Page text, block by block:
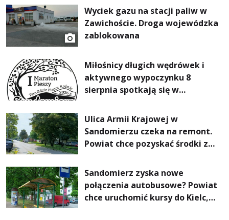
Wyciek gazu na stacji paliw w
Zawichoście. Droga wojewódzka
zablokowana
Miłośnicy długich wędrówek i
aktywnego wypoczynku 8
sierpnia spotkają się w
Pieszym „Tam Gdzie Pieprz
Rośnie”
Ulica Armii Krajowej w
Sandomierzu czeka na remont.
Powiat chce pozyskać środki z
Dróg
Sandomierz zyska nowe
połączenia autobusowe? Powiat
chce uruchomić kursy do Kielc,